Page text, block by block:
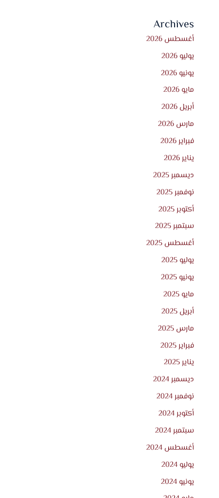
Archives
أغسطس 2026
يوليو 2026
يونيو 2026
مايو 2026
أبريل 2026
مارس 2026
فبراير 2026
يناير 2026
ديسمبر 2025
نوفمبر 2025
أكتوبر 2025
سبتمبر 2025
أغسطس 2025
يوليو 2025
يونيو 2025
مايو 2025
أبريل 2025
مارس 2025
فبراير 2025
يناير 2025
ديسمبر 2024
نوفمبر 2024
أكتوبر 2024
سبتمبر 2024
أغسطس 2024
يوليو 2024
يونيو 2024